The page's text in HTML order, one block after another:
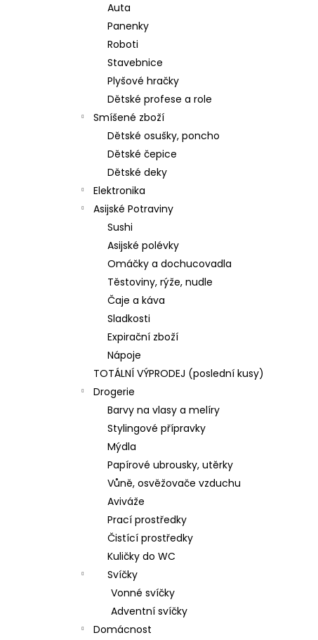
Auta
Panenky
Roboti
Stavebnice
Plyšové hračky
Dětské profese a role
Smíšené zboží
Dětské osušky, poncho
Dětské čepice
Dětské deky
Elektronika
Asijské Potraviny
Sushi
Asijské polévky
Omáčky a dochucovadla
Těstoviny, rýže, nudle
Čaje a káva
Sladkosti
Expirační zboží
Nápoje
TOTÁLNÍ VÝPRODEJ (poslední kusy)
Drogerie
Barvy na vlasy a melíry
Stylingové přípravky
Mýdla
Papírové ubrousky, utěrky
Vůně, osvěžovače vzduchu
Aviváže
Prací prostředky
Čistící prostředky
Kuličky do WC
Svíčky
Vonné svíčky
Adventní svíčky
Domácnost